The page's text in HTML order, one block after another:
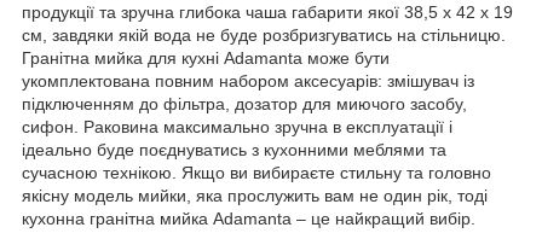
продукції та зручна глибока чаша габарити якої 38,5 х 42 х 19
см, завдяки якій вода не буде розбризгуватись на стільницю.
Гранітна мийка для кухні Аdamanta може бути
укомплектована повним набором аксесуарів: змішувач із
підключенням до фільтра, дозатор для миючого засобу,
сифон. Раковина максимально зручна в експлуатації і
ідеально буде поєднуватись з кухонними меблями та
сучасною технікою. Якщо ви вибираєте стильну та головно
якісну модель мийки, яка прослужить вам не один рік, тоді
кухонна гранітна мийка Аdamanta – це найкращий вибір.